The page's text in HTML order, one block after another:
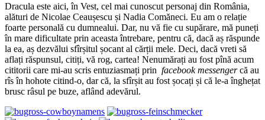
Dracula este aici, în Vest, cel mai cunoscut personaj din România,
alături de Nicolae Ceaușescu și Nadia Comăneci. Eu am o relație
foarte personală cu dumnealui. Dar, nu vă fie cu supărare, mă puneți
în mare dificultate prin aceasta întrebare, pentru că, dacă aș răspunde
la ea, aș dezvălui sfîrșitul șocant al cărții mele. Deci, dacă vreti să
aflați răspunsul, citiți, vă rog, cartea! Nenumărați au fost pînă acum
cititorii care mi-au scris entuziasmați prin facebook messengercă au
rîs în hohote citind-o, dar că, la sfîrșit au fost șocați și că le-a înghețat
brusc râsul pe buze, aflând adevărul.